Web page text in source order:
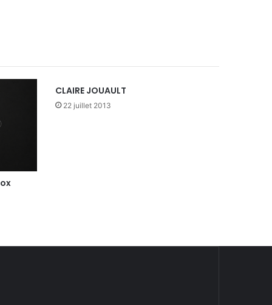
CLAIRE JOUAULT
22 juillet 2013